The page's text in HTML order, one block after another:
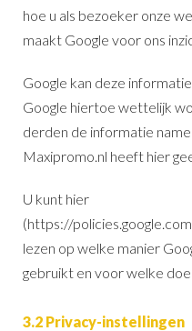
hoe u als bezoeker onze
maakt Google voor ons
Google kan deze
Google hiertoe wettelijk
derden de informatie
Maxipromo.nl heeft hier
U kunt hier
(https://
lezen op welke manier
gebruikt en voor welke
3.2 Privacy-instellingen